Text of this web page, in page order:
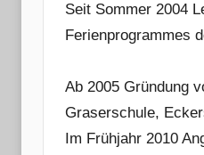
Seit Sommer 2004
Ferienprogrammes
Ab 2005 Gründung
Graserschule,
Im Frühjahr 2010